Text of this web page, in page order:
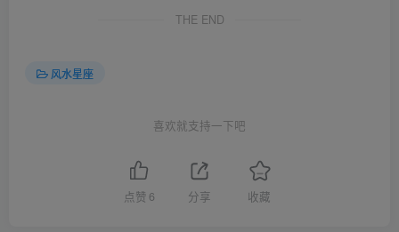
THE END
风水星座
喜欢就支持一下吧
点赞 6 分享 收藏